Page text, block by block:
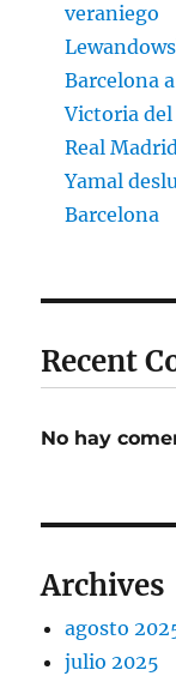
veraniego
Barcelona
Victoria del
Real
Yamal
Barcelona
Recent
No hay
Archives
agosto
julio 2025